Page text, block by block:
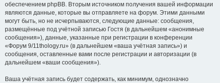
обеспечением phpBB. Вторым источником получения вашей информации
являются данные, которые вы отправляете на форум. Этими данными
могут быть, но не исчерпываются, следующие данные: сообщения,
размещённые под учётной записью Гостя (в дальнейшем «анонимные
сообщения»), данные, указанные при регистрации в конференции
«Форум 9/11thology.ru» (в дальнейшем «ваша учётная запись») и
сообщения, оставленные вами после регистрации и авторизации (в
дальнейшем «ваши сообщения»).
Ваша учётная запись будет содержать, как минимум, однозначно